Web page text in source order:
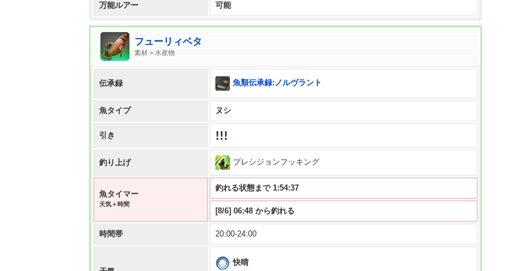
万能ルアー 可能
フューリィベタ
素材 > 水産物
伝承録 魚類伝承録:ノルヴラント
魚タイプ ヌシ
引き !!!
釣り上げ プレシジョンフッキング
魚タイマー
天気＋時間
釣れる状態まで 1:54:36
[8/6] 06:48 から釣れる
時間帯 20:00-24:00
快晴